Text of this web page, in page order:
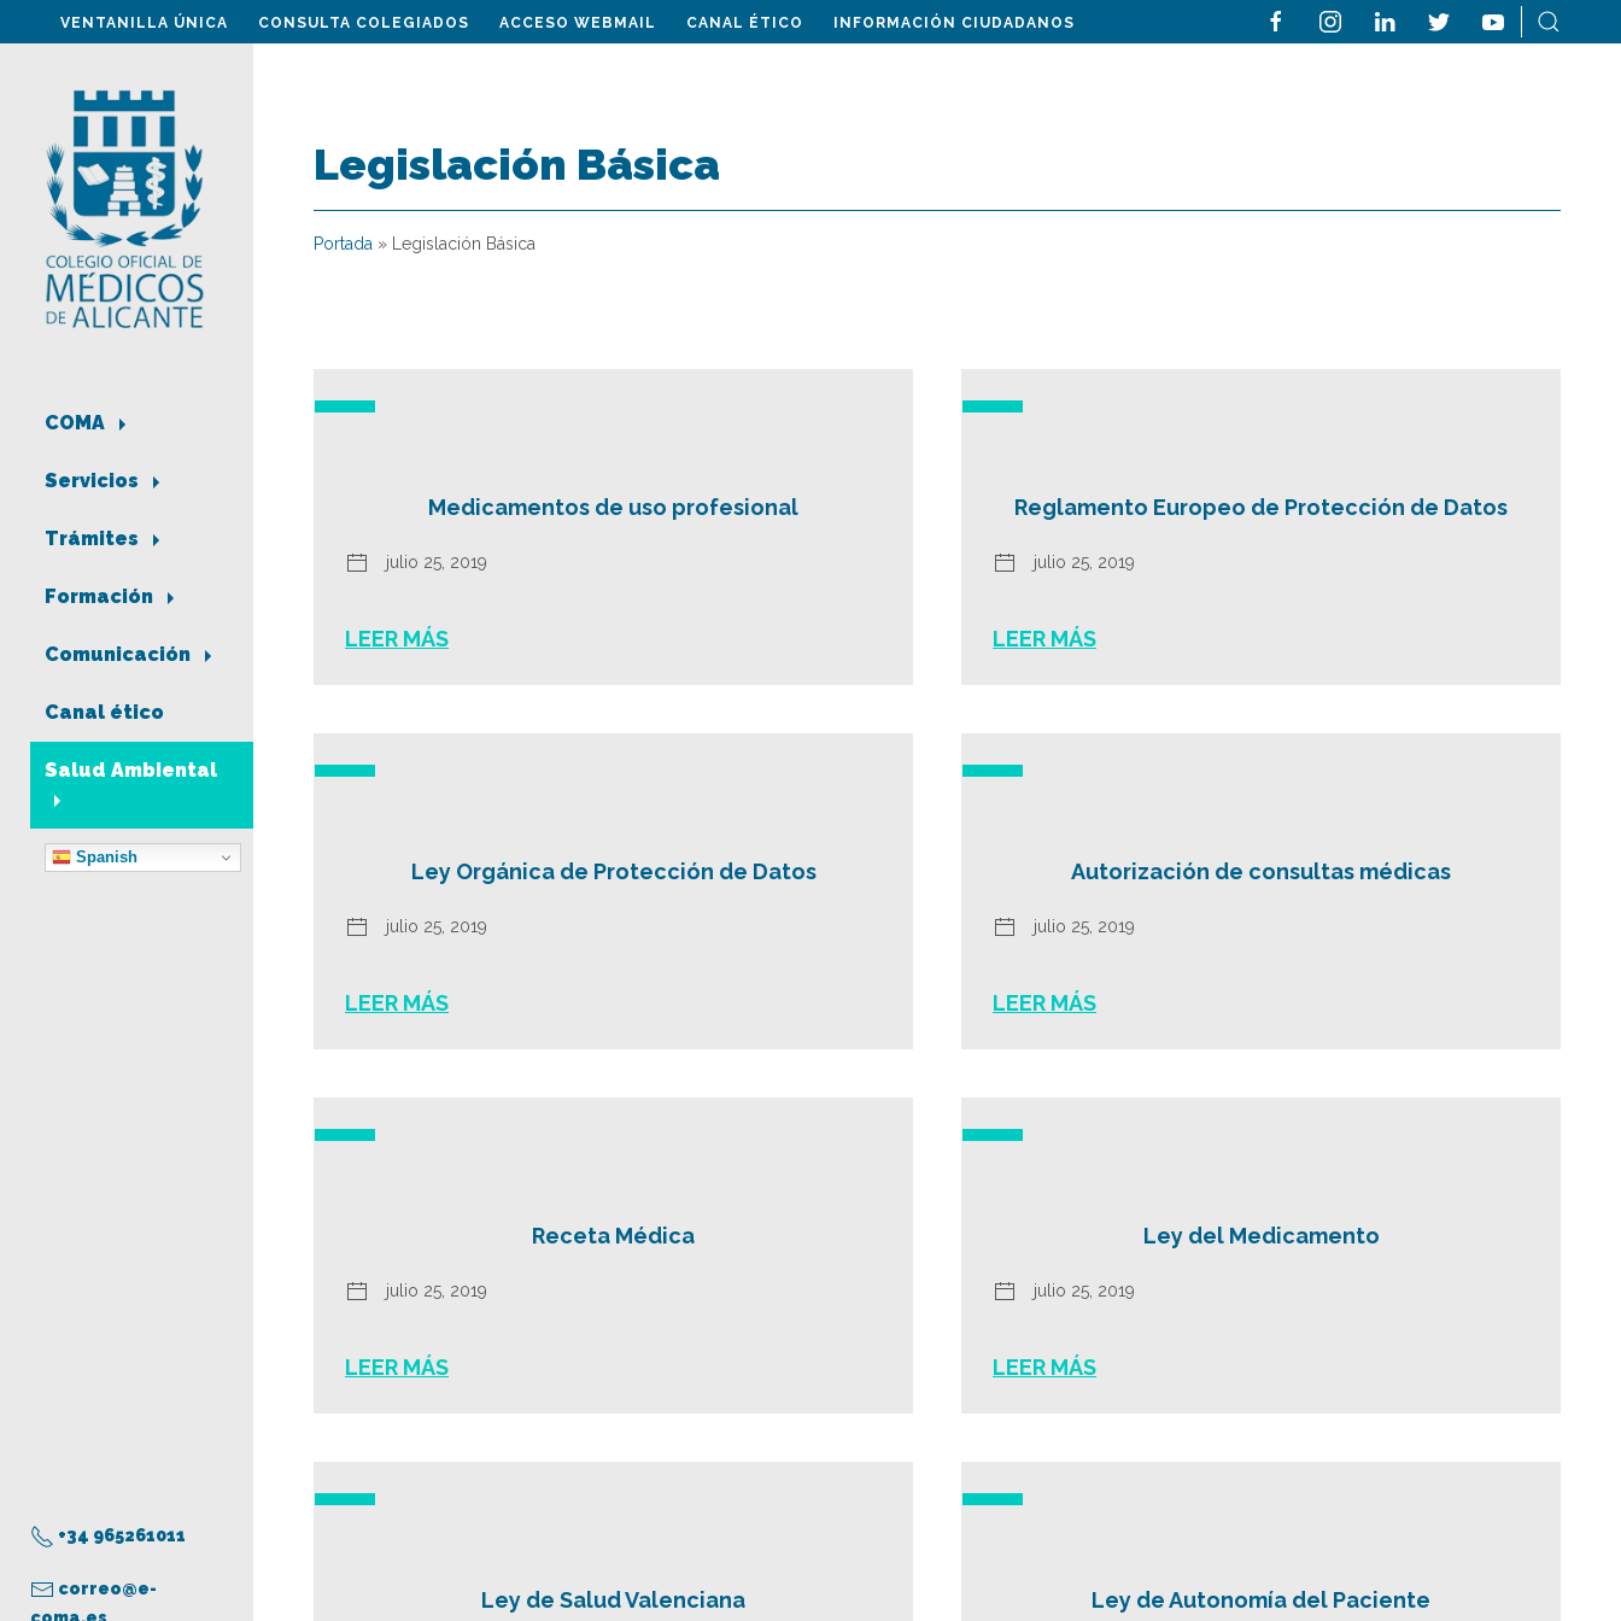
VENTANILLA ÚNICA CONSULTA COLEGIADOS ACCESO WEBMAIL CANAL ÉTICO INFORMACIÓN CIUDADANOS
COMA
Servicios
Trámites
Formación
Comunicación
Canal ético
Salud Ambiental
Spanish
+34 965261011
correo@e-
Legislación Básica
Portada » Legislación Básica
Medicamentos de uso profesional
julio 25, 2019
LEER MÁS
Reglamento Europeo de Protección de Datos
julio 25, 2019
LEER MÁS
Ley Orgánica de Protección de Datos
julio 25, 2019
LEER MÁS
Autorización de consultas médicas
julio 25, 2019
LEER MÁS
Receta Médica
julio 25, 2019
LEER MÁS
Ley del Medicamento
julio 25, 2019
LEER MÁS
Ley de Salud Valenciana Ley de Autonomía del Paciente